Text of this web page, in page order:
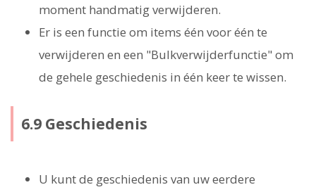
moment handmatig verwijderen.
Er is een functie om items één voor één te
verwijderen en een "Bulkverwijderfunctie" om
de gehele geschiedenis in één keer te wissen.
6.9 Geschiedenis
U kunt de geschiedenis van uw eerdere